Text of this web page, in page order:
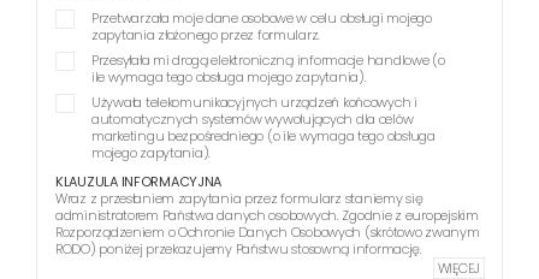
Przetwarzała moje dane osobowe w celu obsługi mojego
zapytania złożonego przez formularz.
Przesyłała mi drogą elektroniczną informacje handlowe (o
ile wymaga tego obsługa mojego zapytania).
Używała telekomunikacyjnych urządzeń końcowych i
automatycznych systemów wywołujących dla celów
marketingu bezpośredniego (o ile wymaga tego obsługa
mojego zapytania).
KLAUZULA INFORMACYJNA
Wraz z przesłaniem zapytania przez formularz staniemy się
administratorem Państwa danych osobowych. Zgodnie z europejskim
Rozporządzeniem o Ochronie Danych Osobowych (skrótowo zwanym
RODO) poniżej przekazujemy Państwu stosowną informację.
WIĘCEJ